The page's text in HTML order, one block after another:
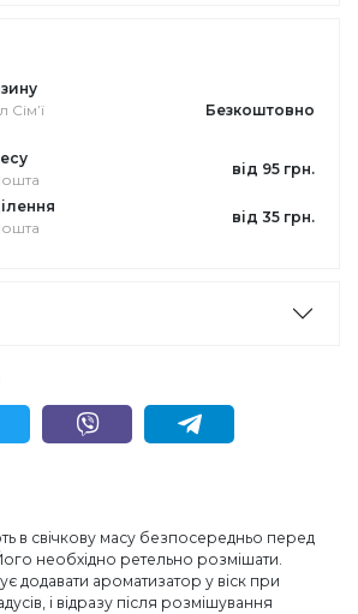
Сімʼї
Безкоштовно
від 95 грн.
від 35 грн.
в свічкову масу безпосередньо перед
необхідно ретельно розмішати.
додавати ароматизатор у віск при
і відразу після розмішування